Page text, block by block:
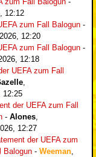
12:12
zum Fall Balogun -
12:20
zum Fall Balogun -
12:18
UEFA zum Fall
12:25
der UEFA zum Fall
- Alones
12:27
der UEFA zum
Balogun - Weeman